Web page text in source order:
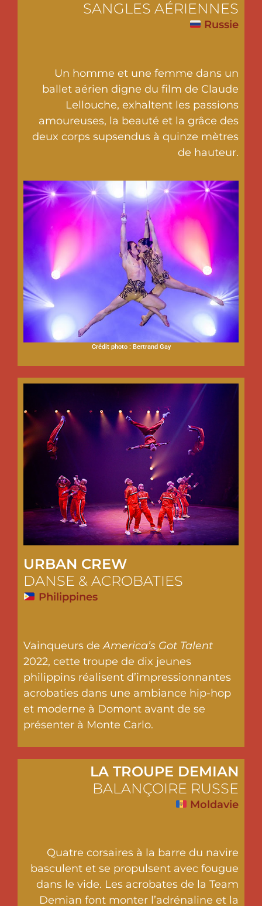
SANGLES AÉRIENNES
Russie
Un homme et une femme dans un
ballet aérien digne du film de Claude
Lellouche, exhaltent les passions
amoureuses, la beauté et la grâce des
deux corps supsendus à quinze mètres
de hauteur.
Crédit photo : Bertrand Gay
URBAN CREW
DANSE & ACROBATIES
Philippines
Vainqueurs deAmerica’s Got Talent
2022, cette troupe de dix jeunes
philippins réalisent d’impressionnantes
acrobaties dans une ambiance hip-hop
et moderne à Domont avant de se
présenter à Monte Carlo.
LA TROUPE DEMIAN
BALANÇOIRE RUSSE
Moldavie
Quatre corsaires à la barre du navire
basculent et se propulsent avec fougue
dans le vide. Les acrobates de la Team
Demian font monter l’adrénaline et la